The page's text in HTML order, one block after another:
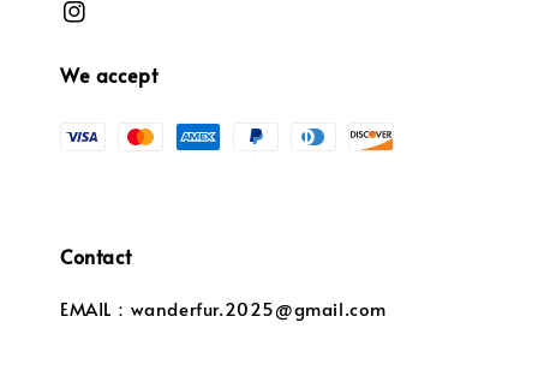
We accept
Contact
EMAIL：wanderfur.2025@gmail.com